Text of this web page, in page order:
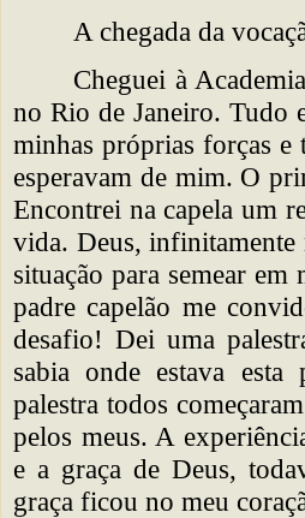
A chegada da
Cheguei à
no Rio de Janeiro. Tudo
minhas próprias forças e
esperavam de mim. O
Encontrei na capela um
vida. Deus, infinitamente
situação para semear
padre capelão me
desafio! Dei uma
sabia onde estava
palestra todos
pelos meus. A
e a graça de Deus,
graça ficou no meu